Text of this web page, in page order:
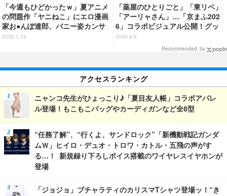
「今週もひどかったｗ」夏アニメ
の問題作「ヤニねこ」にエロ漫画
家お●んぽ達郎、バニー姿カンサ
イねこ登場にゃ！ 第4話の衝撃ラ
2026.7.24
「薬屋のひとりごと」「東リベ」
「アーリャさん」…「京まふ202
6」コラボビジュアル公開！グッ
ズなどの最新情報も
2026.8.6
Recommended by
アクセスランキング
ニャンコ先生がひょっこり♪「夏目友人帳」コラボアパレ
ル登場！もこもこバッグやカーディガンなど全8型
“任務了解”、“行くよ、サンドロック”「新機動戦記ガンダ
ムＷ」ヒイロ・デュオ・トロワ・カトル・五飛の声がす
る…！ 新規録り下ろしボイス搭載のワイヤレスイヤホンが
登場
「ジョジョ」ブチャラティのカリスマTシャツ登場ッ！“き